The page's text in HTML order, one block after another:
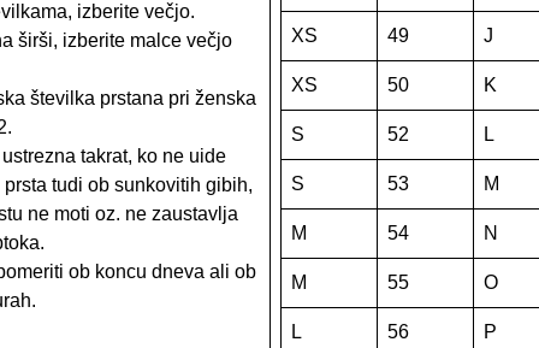
izberite večjo.
širši, izberite malce večjo
številka prstana pri ženska
takrat, ko ne uide
tudi ob sunkovitih gibih,
ne moti oz. ne zaustavlja
ob koncu dneva ali ob
XS 49 J
XS 50 K
S 52 L
S 53 M
M 54 N
M 55 O
L 56 P